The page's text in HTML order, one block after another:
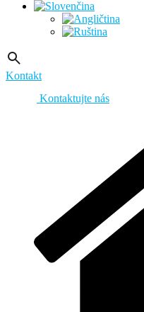
Kontakt
Kontaktujte nás